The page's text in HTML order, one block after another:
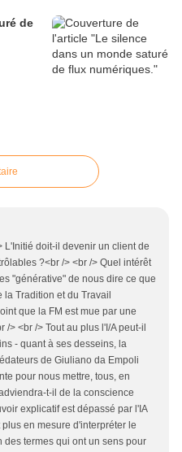
de
L'Initié doit-il devenir un client de
?<br /> <br /> Quel intérêt
"générative" de nous dire ce que
Tradition et du Travail
que la FM est mue par une
/> <br /> Tout au plus l'I/A peut-il
- quant à ses desseins, la
de Giuliano da Empoli
pour nous mettre, tous, en
t-il de la conscience
explicatif est dépassé par l'IA
en mesure d'interpréter le
termes qui ont un sens pour